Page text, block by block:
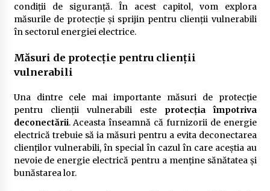
condiții de siguranță. În acest capitol, vom explora
măsurile de protecție și sprijin pentru clienții vulnerabili
în sectorul energiei electrice.
Măsuri de protecție pentru clienții
vulnerabili
Una dintre cele mai importante măsuri de protecție
pentru clienții vulnerabili este protecția împotriva
deconectării. Aceasta înseamnă că furnizorii de energie
electrică trebuie să ia măsuri pentru a evita deconectarea
clienților vulnerabili, în special în cazul în care aceștia au
nevoie de energie electrică pentru a menține sănătatea și
bunăstarea lor.